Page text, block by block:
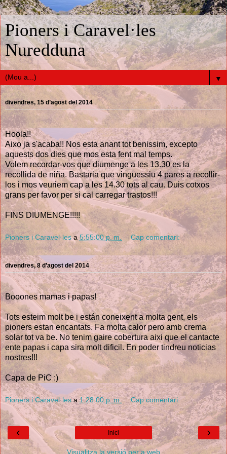
Pioners i Caravel·les
Nuredduna
▼
divendres, 15 d’agost del 2014
Hoola!!
Aixo ja s'acaba!! Nos esta anant tot benissim, excepto
aquests dos dies que mos esta fent mal temps.
Volem recordar-vos que diumenge a les 13.30 es la
recollida de niña. Bastaria que vinguessiu 4 pares a recollir-
los i mos veuriem cap a les 14.30 tots al cau. Duis cotxos
grans per favor per si cal carregar trastos!!!
FINS DIUMENGE!!!!!
Pioners i Caravel·les a5:55:00 p. m. Cap comentari:
divendres, 8 d’agost del 2014
Booones mamas i papas!
Tots esteim molt be i están coneixent a molta gent, els
pioners estan encantats. Fa molta calor pero amb crema
solar tot va be. No tenim gaire cobertura aixi que el cantacte
ente papas i capa sira molt dificil. En poder tindreu noticias
nostres!!!
Capa de PiC :)
Pioners i Caravel·les a1:28:00 p. m. Cap comentari:
‹ ›
Inici
Visualitza la versió per a web